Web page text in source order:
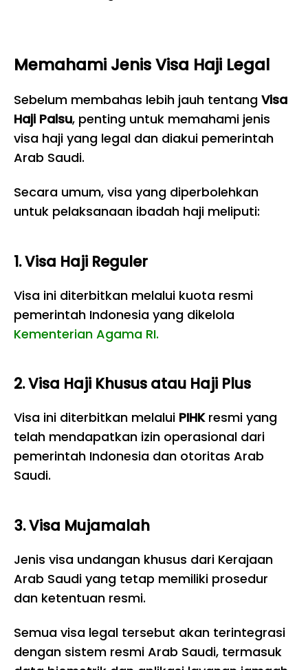
Memahami Jenis Visa Haji Legal
Sebelum membahas lebih jauh tentang Visa
Haji Palsu, penting untuk memahami jenis
visa haji yang legal dan diakui pemerintah
Arab Saudi.
Secara umum, visa yang diperbolehkan
untuk pelaksanaan ibadah haji meliputi:
1. Visa Haji Reguler
Visa ini diterbitkan melalui kuota resmi
pemerintah Indonesia yang dikelola
Kementerian Agama RI.
2. Visa Haji Khusus atau Haji Plus
Visa ini diterbitkan melalui PIHKresmi yang
telah mendapatkan izin operasional dari
pemerintah Indonesia dan otoritas Arab
Saudi.
3. Visa Mujamalah
Jenis visa undangan khusus dari Kerajaan
Arab Saudi yang tetap memiliki prosedur
dan ketentuan resmi.
Semua visa legal tersebut akan terintegrasi
dengan sistem resmi Arab Saudi, termasuk